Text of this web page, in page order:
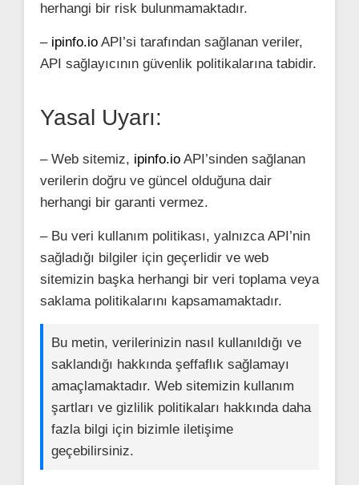
herhangi bir risk bulunmamaktadır.
– ipinfo.io API’si tarafından sağlanan veriler,
API sağlayıcının güvenlik politikalarına tabidir.
Yasal Uyarı:
– Web sitemiz, ipinfo.io API’sinden sağlanan
verilerin doğru ve güncel olduğuna dair
herhangi bir garanti vermez.
– Bu veri kullanım politikası, yalnızca API’nin
sağladığı bilgiler için geçerlidir ve web
sitemizin başka herhangi bir veri toplama veya
saklama politikalarını kapsamamaktadır.
Bu metin, verilerinizin nasıl kullanıldığı ve
saklandığı hakkında şeffaflık sağlamayı
amaçlamaktadır. Web sitemizin kullanım
şartları ve gizlilik politikaları hakkında daha
fazla bilgi için bizimle iletişime
geçebilirsiniz.